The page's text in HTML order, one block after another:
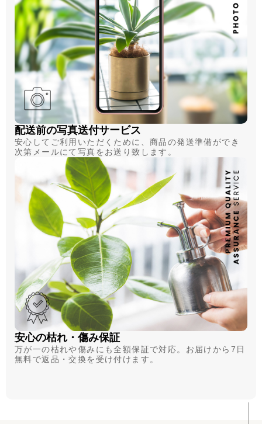
配送前の写真送付サービス
安心してご利用いただくために、商品の発送準備ができ
次第メールにて写真をお送り致します。
安心の枯れ・傷み保証
万が一の枯れや傷みにも全額保証で対応。お届けから7日
無料で返品・交換を受け付けます。